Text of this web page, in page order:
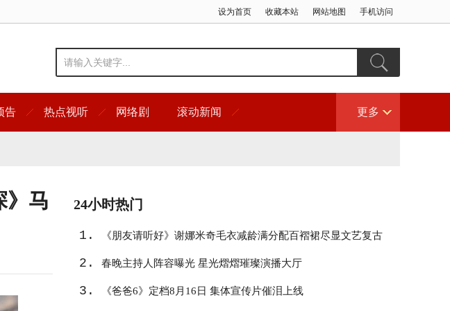
设为首页 收藏本站 网站地图 手机访问
告 热点视听 网络剧 滚动新闻 更多
》马
24小时热门
1. 《朋友请听好》谢娜米奇毛衣减龄满分配百褶裙尽显文艺复古
2. 春晚主持人阵容曝光 星光熠熠璀璨演播大厅
3. 《爸爸6》定档8月16日 集体宣传片催泪上线